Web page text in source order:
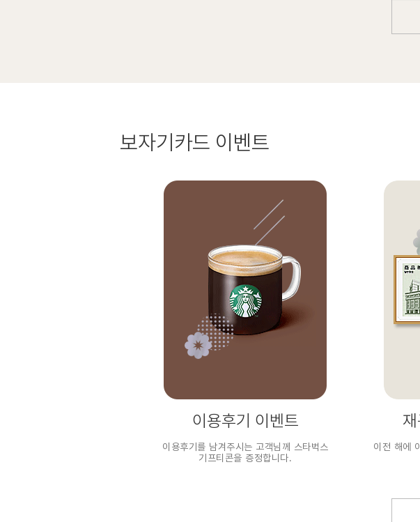
보자기카드 이벤트
이용후기 이벤트
이용후기를 남겨주시는 고객님께 스타벅스
기프티콘을 증정합니다.
이전 해에